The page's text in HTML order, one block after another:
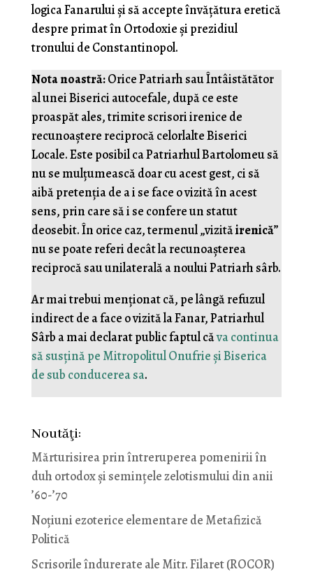
logica Fanarului și să accepte învățătura eretică
despre primat în Ortodoxie și prezidiul
tronului de Constantinopol.
Nota noastră:Orice Patriarh sau Întâistătător
al unei Biserici autocefale, după ce este
proaspăt ales, trimite scrisori irenice de
recunoaștere reciprocă celorlalte Biserici
Locale. Este posibil ca Patriarhul Bartolomeu să
nu se mulțumească doar cu acest gest, ci să
aibă pretenția de a i se face o vizită în acest
sens, prin care să i se confere un statut
deosebit. În orice caz, termenul „vizităirenică”
nu se poate referi decât la recunoașterea
reciprocă sau unilaterală a noului Patriarh sârb.
Ar mai trebui menționat că, pe lângă refuzul
indirect de a face o vizită la Fanar, Patriarhul
Sârb a mai declarat public faptul căva continua
să susțină pe Mitropolitul Onufrie și Biserica
de sub conducerea sa.
Noutăţi:
Mărturisirea prin întreruperea pomenirii în
duh ortodox și semințele zelotismului din anii
’60-’70
Noţiuni ezoterice elementare de Metafizică
Politică
Scrisorile îndurerate ale Mitr. Filaret (ROCOR)